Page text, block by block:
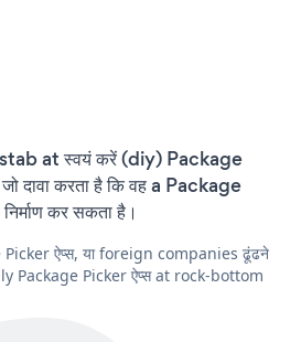
at स्वयं करें (diy) Package
दावा करता है कि वह a Package
कर सकता है।
Picker ऐप्स, या foreign companies ढूंढने
Package Picker ऐप्स at rock-bottom